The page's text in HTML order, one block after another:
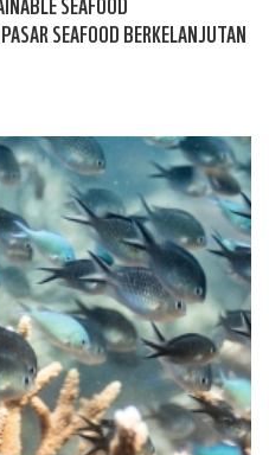
SEAFOOD BERKELANJUTAN